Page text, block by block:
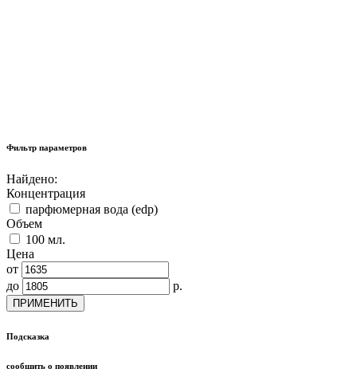
Фильтр параметров
Найдено:
Концентрация
парфюмерная вода (edp)
Объем
100 мл.
Цена
от
до
р.
ПРИМЕНИТЬ
Подсказка
сообщить о появлении